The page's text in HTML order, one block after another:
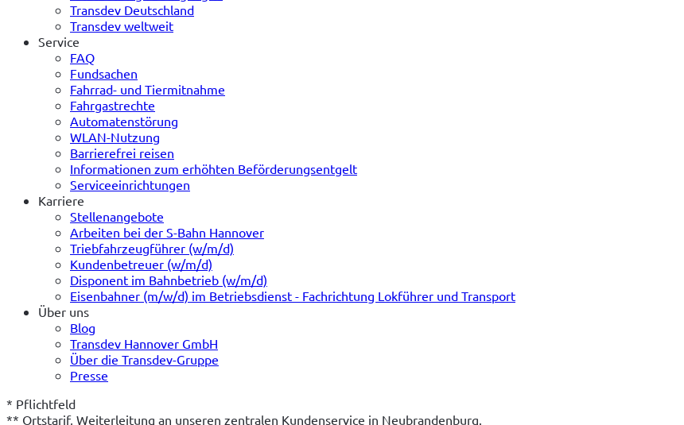
Transdev Deutschland
Transdev weltweit
Service
FAQ
Fundsachen
Fahrrad- und Tiermitnahme
Fahrgastrechte
Automatenstörung
WLAN-Nutzung
Barrierefrei reisen
Informationen zum erhöhten Beförderungsentgelt
Serviceeinrichtungen
Karriere
Stellenangebote
Arbeiten bei der S-Bahn Hannover
Triebfahrzeugführer (w/m/d)
Kundenbetreuer (w/m/d)
Disponent im Bahnbetrieb (w/m/d)
Eisenbahner (m/w/d) im Betriebsdienst - Fachrichtung Lokführer und Transport
Über uns
Blog
Transdev Hannover GmbH
Über die Transdev-Gruppe
Presse
* Pflichtfeld
** Ortstarif, Weiterleitung an unseren zentralen Kundenservice in Neubrandenburg.